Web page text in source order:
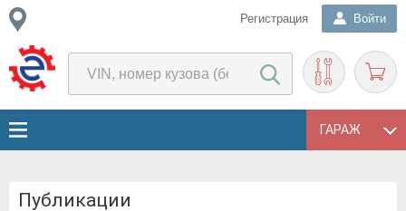
Регистрация Войти
ГАРАЖ
Публикации